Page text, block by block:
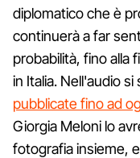
diplomatico che è
continuerà a far
probabilità, fino alla
in Italia. Nell'audio
pubblicate fino ad
Giorgia Meloni lo
fotografia insieme,